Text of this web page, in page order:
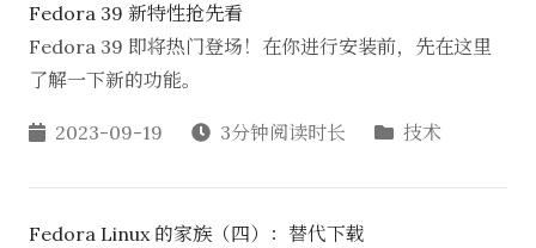
Fedora 39 新特性抢先看
Fedora 39 即将热门登场！在你进行安装前，先在这里
了解一下新的功能。
2023-09-19 3分钟阅读时长 技术
Fedora Linux 的家族（四）：替代下载